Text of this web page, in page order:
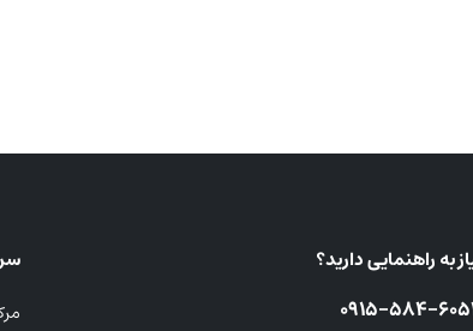
به راهنمایی دارید؟
۵۸۴-۶۰۵۴